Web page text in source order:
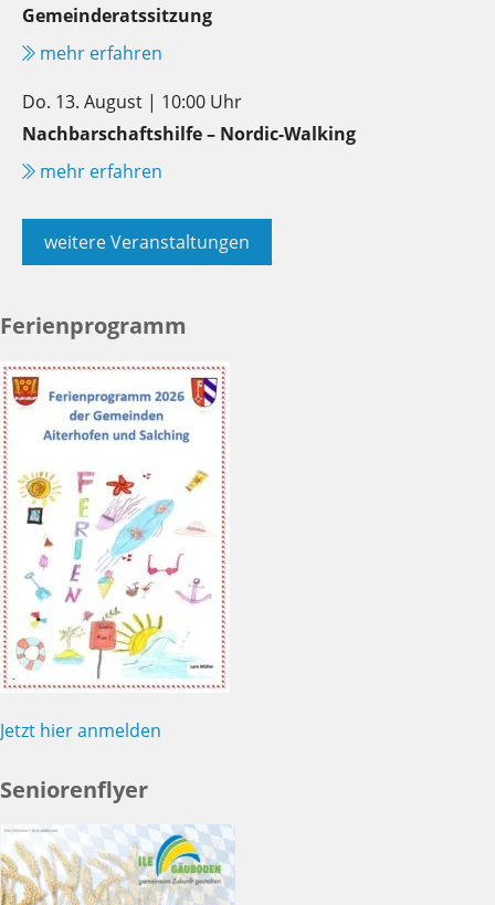
Gemeinderatssitzung
mehr erfahren
Do. 13. August | 10:00 Uhr
Nachbarschaftshilfe – Nordic-Walking
mehr erfahren
weitere Veranstaltungen
Ferienprogramm
Jetzt hier anmelden
Seniorenflyer